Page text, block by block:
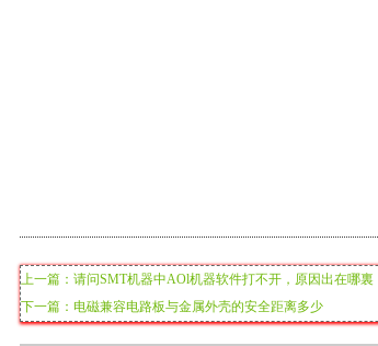
上一篇：请问SMT机器中AOl机器软件打不开，原因出在哪裏
下一篇：电磁兼容电路板与金属外壳的安全距离多少